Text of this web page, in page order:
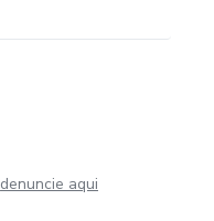
denuncie aqui